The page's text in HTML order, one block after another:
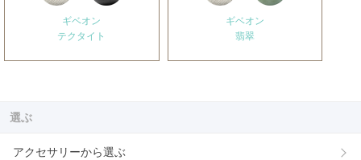
ギベオン
テクタイト
ギベオン
翡翠
選ぶ
アクセサリーから選ぶ